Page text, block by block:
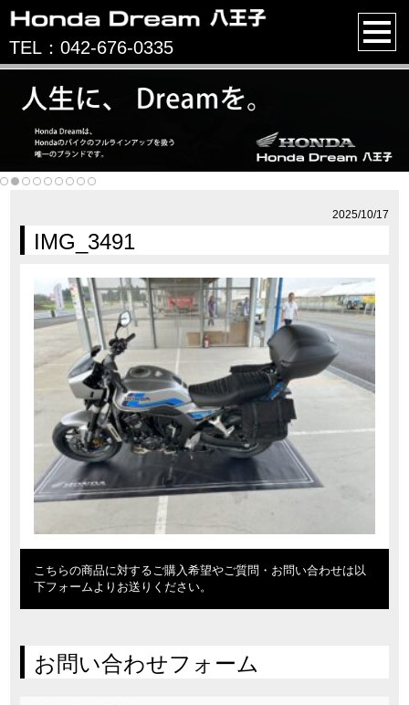
TEL：042-676-0335
2025/10/17
IMG_3491
こちらの商品に対するご購入希望やご質問・お問い合わせは以
下フォームよりお送りください。
お問い合わせフォーム